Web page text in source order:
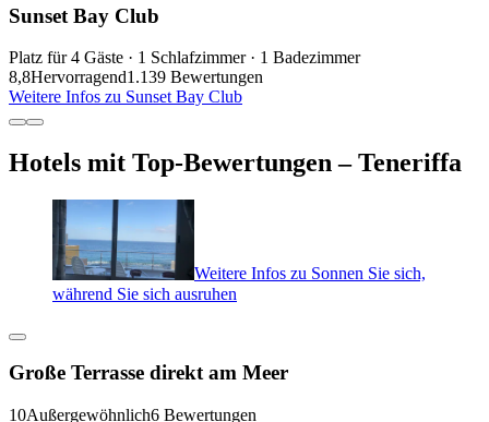
Sunset Bay Club
Platz für 4 Gäste · 1 Schlafzimmer · 1 Badezimmer
8,8Hervorragend1.139 Bewertungen
Weitere Infos zu Sunset Bay Club
Hotels mit Top-Bewertungen – Teneriffa
Weitere Infos zu Sonnen Sie sich,
während Sie sich ausruhen
Große Terrasse direkt am Meer
10Außergewöhnlich6 Bewertungen